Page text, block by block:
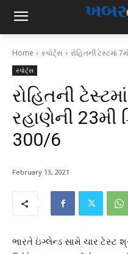
Home સ્પોર્ટ્સ રોહિતની ટેસ્ટમાં
સ્પોર્ટ્સ
રોહિતની
રહાણેની 23મી
300/6
February 13, 2021
ભારતે ઇંગ્લેન્ડ સામે ચાર ટેસ્ટ